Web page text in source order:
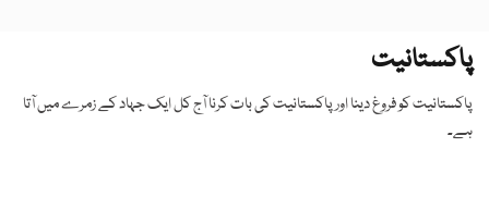
پاکستانیت
پاکستانیت کو فروغ دینا اور پاکستانیت کی بات کرنا آج کل ایک جہاد کے زمرے میں آتا
ہے۔